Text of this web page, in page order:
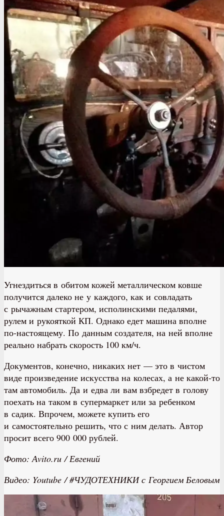
Угнездиться в обитом кожей металлическом ковше
получится далеко не у каждого, как и совладать
с рычажным стартером, исполинскими педалями,
рулем и рукояткой КП. Однако едет машина вполне
по-настоящему. По данным создателя, на ней вполне
реально набрать скорость 100 км/ч.
Документов, конечно, никаких нет — это в чистом
виде произведение искусства на колесах, а не какой-то
там автомобиль. Да и едва ли вам взбредет в голову
поехать на таком в супермаркет или за ребенком
в садик. Впрочем, можете купить его
и самостоятельно решить, что с ним делать. Автор
просит всего 900 000 рублей.
Фото: Аvito.ru / Евгений
Видео: Youtube / #ЧУДОТЕХНИКИ с Георгием Беловым